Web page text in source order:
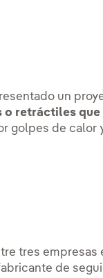
un
retráctiles que
golpes de calor
tres empresas
de